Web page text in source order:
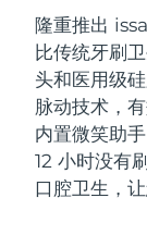
隆重推出
比传统牙刷
头和医用级
脉动技术，
内置微笑助
12 小时没有
口腔卫生，
补水保湿
FAQ™ 抗老
比利时
百慕大
波斯尼亚和
文莱